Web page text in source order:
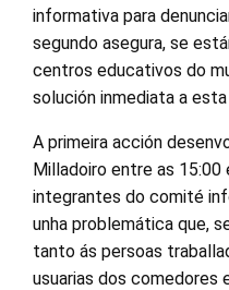
informativa para
segundo asegura, se
centros educativos do
solución inmediata a
A primeira acción
Milladoiro entre as 15:00
integrantes do comité
unha problemática que,
tanto ás persoas
usuarias dos comedores